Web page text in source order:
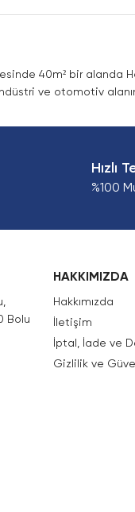
40m² bir
ve otomotiv
Hızlı
%100
Bolu
HAKKIMIZDA
Hakkımızda
İletişim
İptal, İade ve
Gizlilik ve